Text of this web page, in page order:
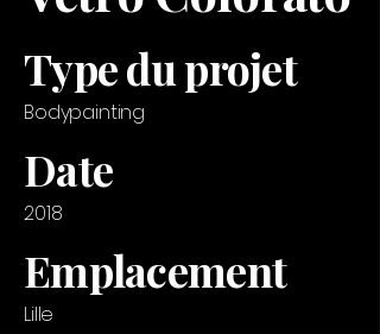
Type du projet
Bodypainting
Date
2018
Emplacement
Lille